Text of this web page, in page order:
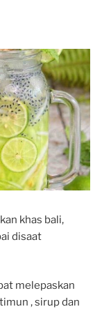
khas bali,
disaat
melepaskan
, sirup dan